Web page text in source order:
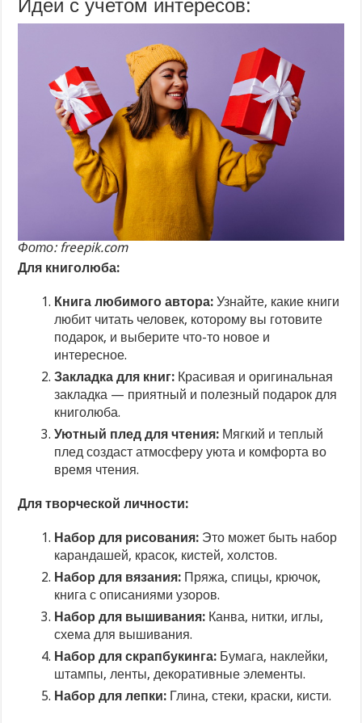
Идеи с учетом интересов:
Фото: freepik.com
Для книголюба:
Книга любимого автора: Узнайте, какие книги
любит читать человек, которому вы готовите
подарок, и выберите что-то новое и
интересное.
Закладка для книг: Красивая и оригинальная
закладка — приятный и полезный подарок для
книголюба.
Уютный плед для чтения: Мягкий и теплый
плед создаст атмосферу уюта и комфорта во
время чтения.
Для творческой личности:
Набор для рисования: Это может быть набор
карандашей, красок, кистей, холстов.
Набор для вязания: Пряжа, спицы, крючок,
книга с описаниями узоров.
Набор для вышивания: Канва, нитки, иглы,
схема для вышивания.
Набор для скрапбукинга: Бумага, наклейки,
штампы, ленты, декоративные элементы.
Набор для лепки: Глина, стеки, краски, кисти.